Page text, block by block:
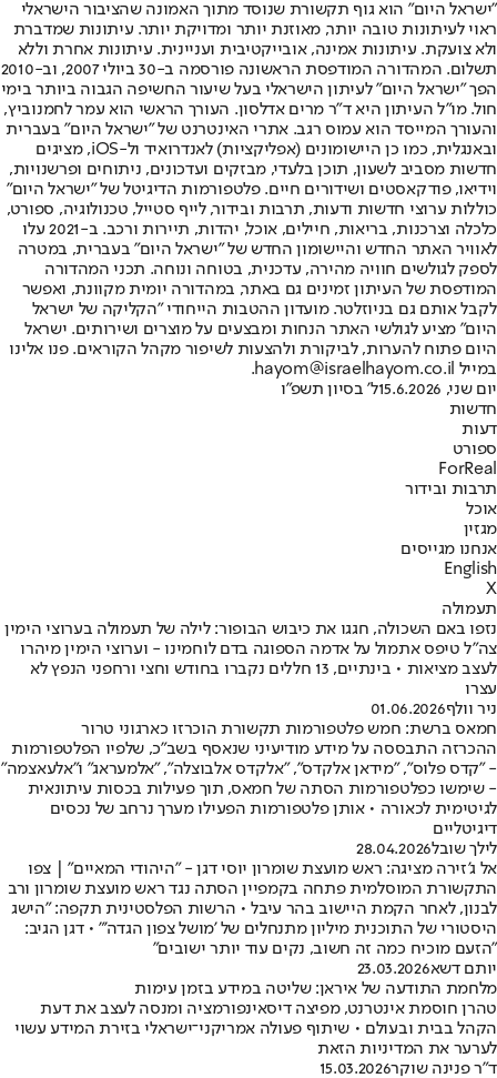
"ישראל היום" הוא גוף תקשורת שנוסד מתוך האמונה שהציבור הישראלי
ראוי לעיתונות טובה יותר, מאוזנת יותר ומדויקת יותר. עיתונות שמדברת
ולא צועקת. עיתונות אמינה, אובייקטיבית ועניינית. עיתונות אחרת וללא
תשלום. המהדורה המודפסת הראשונה פורסמה ב-30 ביולי 2007, וב-2010
הפך "ישראל היום" לעיתון הישראלי בעל שיעור החשיפה הגבוה ביותר בימי
חול. מו"ל העיתון היא ד"ר מרים אדלסון. העורך הראשי הוא עמר לחמנוביץ,
והעורך המייסד הוא עמוס רגב. אתרי האינטרנט של "ישראל היום" בעברית
ובאנגלית, כמו כן היישומונים (אפליקציות) לאנדרואיד ול-iOS, מציגים
חדשות מסביב לשעון, תוכן בלעדי, מבזקים ועדכונים, ניתוחים ופרשנויות,
וידיאו, פודקאסטים ושידורים חיים. פלטפורמות הדיגיטל של "ישראל היום"
כוללות ערוצי חדשות ודעות, תרבות ובידור, לייף סטייל, טכנולוגיה, ספורט,
כלכלה וצרכנות, בריאות, חיילים, אוכל, יהדות, תיירות ורכב. ב-2021 עלו
לאוויר האתר החדש והיישומון החדש של "ישראל היום" בעברית, במטרה
לספק לגולשים חוויה מהירה, עדכנית, בטוחה ונוחה. תכני המהדורה
המודפסת של העיתון זמינים גם באתר, במהדורה יומית מקוונת, ואפשר
לקבל אותם גם בניוזלטר. מועדון ההטבות הייחודי "הקליקה של ישראל
היום" מציע לגולשי האתר הנחות ומבצעים על מוצרים ושירותים. ישראל
היום פתוח להערות, לביקורת ולהצעות לשיפור מקהל הקוראים. פנו אלינו
במייל hayom@israelhayom.co.il.
יום שני, 15.6.2026
ל' בסיון תשפ"ו
חדשות
דעות
ספורט
ForReal
תרבות ובידור
אוכל
מגזין
אנחנו מגייסים
English
X
תעמולה
נזפו באם השכולה, חגגו את כיבוש הבופור: לילה של תעמולה בערוצי הימין
צה"ל טיפס אתמול על אדמה הספוגה בדם לוחמינו - וערוצי הימין מיהרו
לעצב מציאות • בינתיים, 13 חללים נקברו בחודש וחצי ורחפני הנפץ לא
עצרו
ניר וולף01.06.2026
חמאס ברשת: חמש פלטפורמות תקשורת הוכרזו כארגוני טרור
ההכרזה התבססה על מידע מודיעיני שנאסף בשב״כ, שלפיו הפלטפורמות
- "קדס פלוס", "מידאן אלקדס", "אלקדס אלבוצלה", "אלמעראג" ו"אלעאצמה"
- שימשו כפלטפורמות הסתה של חמאס, תוך פעילות בכסות עיתונאית
לגיטימית לכאורה • אותן פלטפורמות הפעילו מערך נרחב של נכסים
דיגיטליים
לילך שובל28.04.2026
אל ג'זירה מציגה: ראש מועצת שומרון יוסי דגן - "היהודי המאיים" | צפו
התקשורת המוסלמית פתחה בקמפיין הסתה נגד ראש מועצת שומרון ורב
לבנון, לאחר הקמת היישוב בהר עיבל • הרשות הפלסטינית תקפה: "הישג
היסטורי של התוכנית מיליון מתנחלים של 'מושל צפון הגדה'" • דגן הגיב:
"הזעם מוכיח כמה זה חשוב, נקים עוד יותר ישובים"
יותם דשא23.03.2026
מלחמת התודעה של איראן: שליטה במידע בזמן עימות
טהרן חוסמת אינטרנט, מפיצה דיסאינפורמציה ומנסה לעצב את דעת
הקהל בבית ובעולם • שיתוף פעולה אמריקני־ישראלי בזירת המידע עשוי
לערער את המדיניות הזאת
ד"ר פנינה שוקר15.03.2026